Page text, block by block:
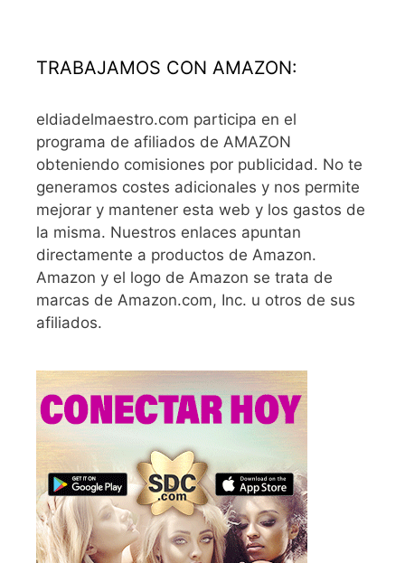
TRABAJAMOS CON AMAZON:
eldiadelmaestro.com participa en el
programa de afiliados de AMAZON
obteniendo comisiones por publicidad. No te
generamos costes adicionales y nos permite
mejorar y mantener esta web y los gastos de
la misma. Nuestros enlaces apuntan
directamente a productos de Amazon.
Amazon y el logo de Amazon se trata de
marcas de Amazon.com, Inc. u otros de sus
afiliados.